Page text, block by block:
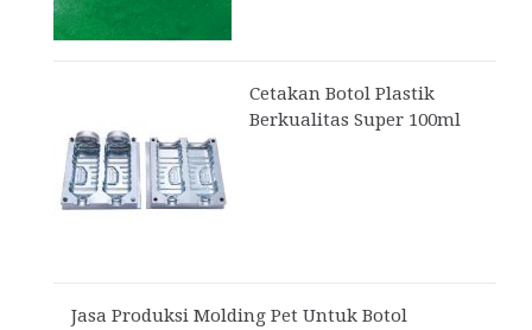
Cetakan Botol Plastik
Berkualitas Super 100ml
Jasa Produksi Molding Pet Untuk Botol